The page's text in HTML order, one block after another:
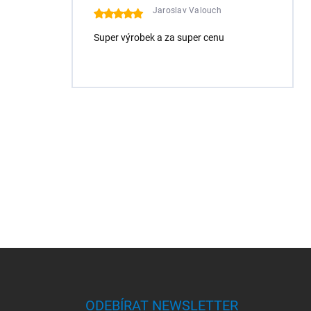
Jaroslav Valouch
Super výrobek a za super cenu
ODEBÍRAT NEWSLETTER